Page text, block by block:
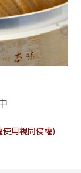
用視同侵權)